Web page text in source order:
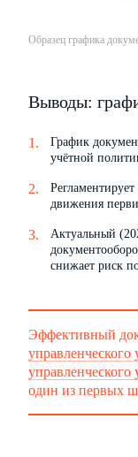
Образец графика
Выводы:
График
учётной
движения
Актуальный
снижает риск
Эффективный
управленческого
управленческого
один из первых